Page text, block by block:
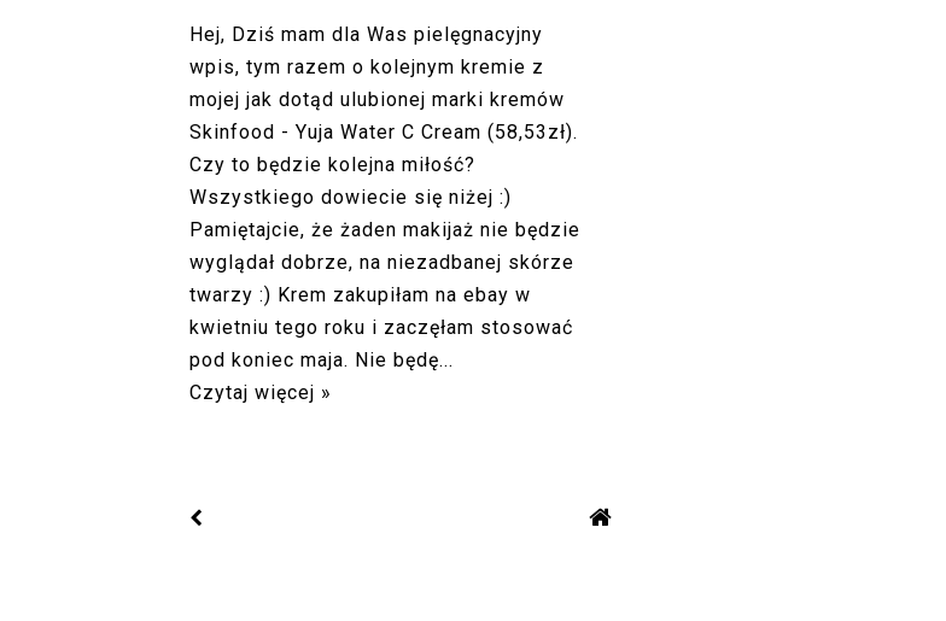
Hej, Dziś mam dla Was pielęgnacyjny
wpis, tym razem o kolejnym kremie z
mojej jak dotąd ulubionej marki kremów
Skinfood - Yuja Water C Cream (58,53zł).
Czy to będzie kolejna miłość?
Wszystkiego dowiecie się niżej :)
Pamiętajcie, że żaden makijaż nie będzie
wyglądał dobrze, na niezadbanej skórze
twarzy :) Krem zakupiłam na ebay w
kwietniu tego roku i zaczęłam stosować
pod koniec maja. Nie będę...
Czytaj więcej »